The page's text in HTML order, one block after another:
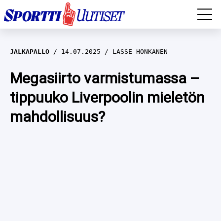
EM-YLEISURHEILU
JÄÄKIEKKO
YLEISURHEILU
WILMA HELTELÄ
TALVILAJIT
JALKAPALLO 14.07.2025 LASSE HONKANEN
Megasiirto varmistumassa –
tippuuko Liverpoolin mieletön
mahdollisuus?